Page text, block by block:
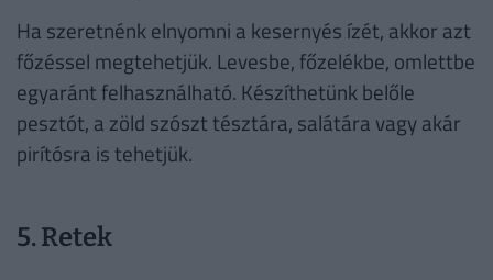
Ha szeretnénk elnyomni a kesernyés ízét, akkor azt
főzéssel megtehetjük. Levesbe, főzelékbe, omlettbe
egyaránt felhasználható. Készíthetünk belőle
pesztót, a zöld szószt tésztára, salátára vagy akár
pirítósra is tehetjük.
5. Retek